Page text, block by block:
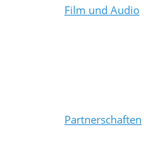
Film und Audio
Partnerschaften